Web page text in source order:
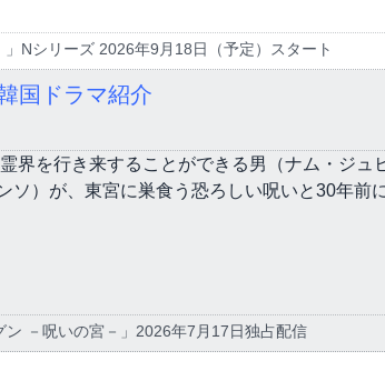
」Nシリーズ 2026年9月18日（予定）スタート
国ドラマ紹介
界を行き来することができる男（ナム・ジュ
ソ）が、東宮に巣食う恐ろしい呪いと30年前
ン －呪いの宮－」2026年7月17日独占配信